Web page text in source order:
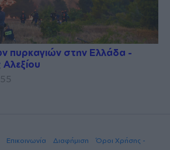
πυρκαγιών στην Ελλάδα -
Επικοινωνία Διαφήμιση Όροι Χρήσης -